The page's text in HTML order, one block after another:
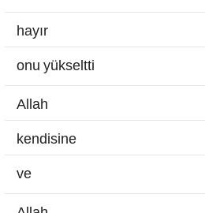
hayır
onu yükseltti
Allah
kendisine
ve